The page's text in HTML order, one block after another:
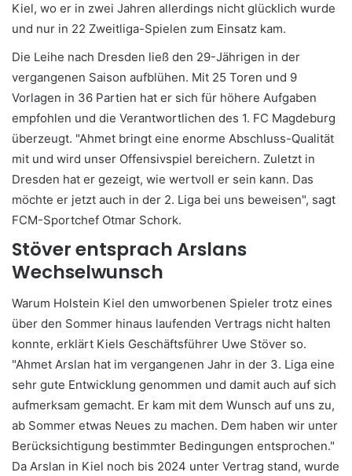
Kiel, wo er in zwei Jahren allerdings nicht glücklich wurde
und nur in 22 Zweitliga-Spielen zum Einsatz kam.
Die Leihe nach Dresden ließ den 29-Jährigen in der
vergangenen Saison aufblühen. Mit 25 Toren und 9
Vorlagen in 36 Partien hat er sich für höhere Aufgaben
empfohlen und die Verantwortlichen des 1. FC Magdeburg
überzeugt. "Ahmet bringt eine enorme Abschluss-Qualität
mit und wird unser Offensivspiel bereichern. Zuletzt in
Dresden hat er gezeigt, wie wertvoll er sein kann. Das
möchte er jetzt auch in der 2. Liga bei uns beweisen", sagt
FCM-Sportchef Otmar Schork.
Stöver entsprach Arslans
Wechselwunsch
Warum Holstein Kiel den umworbenen Spieler trotz eines
über den Sommer hinaus laufenden Vertrags nicht halten
konnte, erklärt Kiels Geschäftsführer Uwe Stöver so.
"Ahmet Arslan hat im vergangenen Jahr in der 3. Liga eine
sehr gute Entwicklung genommen und damit auch auf sich
aufmerksam gemacht. Er kam mit dem Wunsch auf uns zu,
ab Sommer etwas Neues zu machen. Dem haben wir unter
Berücksichtigung bestimmter Bedingungen entsprochen."
Da Arslan in Kiel noch bis 2024 unter Vertrag stand, wurde